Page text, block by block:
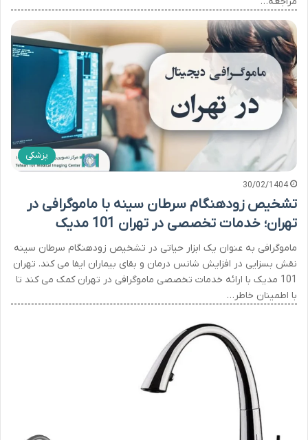
پزشکی
30/02/1404
تشخیص زودهنگام سرطان سینه با ماموگرافی در
تهران؛ خدمات تخصصی در تهران 101 مدیک
ماموگرافی به عنوان یک ابزار حیاتی در تشخیص زودهنگام سرطان سینه
نقش بسزایی در افزایش شانس درمان و بقای بیماران ایفا می کند. تهران
101 مدیک با ارائه خدمات تخصصی ماموگرافی در تهران کمک می کند تا
با اطمینان خاطر…